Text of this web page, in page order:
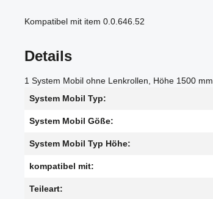
Kompatibel mit item 0.0.646.52
Details
1 System Mobil ohne Lenkrollen, Höhe 1500 mm
System Mobil Typ:
System Mobil Göße:
System Mobil Typ Höhe:
kompatibel mit:
Teileart: